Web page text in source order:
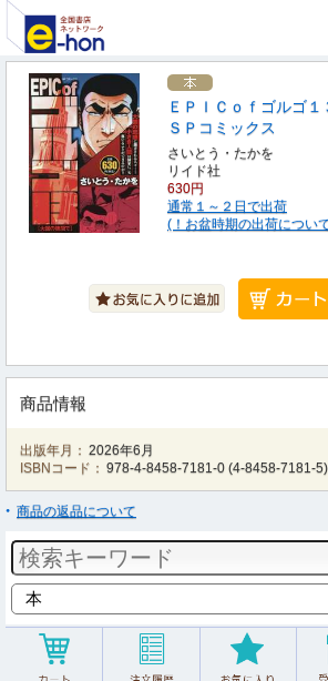
ＥＰＩＣｏｆゴルゴ
ＳＰコミックス
さいとう・たかを
リイド社
630円
通常１～２日で出荷
(！お盆時期の出荷につい
商品情報
出版年月： 2026年6月
ISBNコード： 978-4-8458-7181-0 (4-8458-7181-5)
商品の返品について